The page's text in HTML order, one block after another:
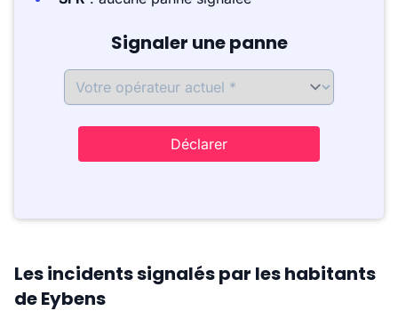
Signaler une panne
Déclarer
Les incidents signalés par les habitants
de Eybens